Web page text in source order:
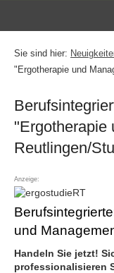
Sie sind hier:
"Ergotherapie und
"Ergotherapie
Reutlingen/
Anzeige:
und
Handeln Sie jetzt!
professionalisieren